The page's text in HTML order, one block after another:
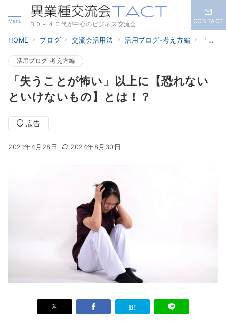
Menu
３０～４０代が中心のビジネス交流会 CONTACT
HOME ブログ 交流会活用法 活用ブログ-考え方編 「失うことが怖い」以上に【恐れないといけないもの】とは！？
活用ブログ-考え方編
「失うことが怖い」以上に【恐れない
といけないもの】とは！？
広告
2021年4月28日 2024年8月30日